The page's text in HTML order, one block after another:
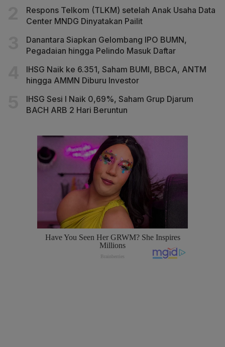
Respons Telkom (TLKM) setelah Anak Usaha Data
Center MNDG Dinyatakan Pailit
Danantara Siapkan Gelombang IPO BUMN,
Pegadaian hingga Pelindo Masuk Daftar
IHSG Naik ke 6.351, Saham BUMI, BBCA, ANTM
hingga AMMN Diburu Investor
IHSG Sesi I Naik 0,69%, Saham Grup Djarum
BACH ARB 2 Hari Beruntun